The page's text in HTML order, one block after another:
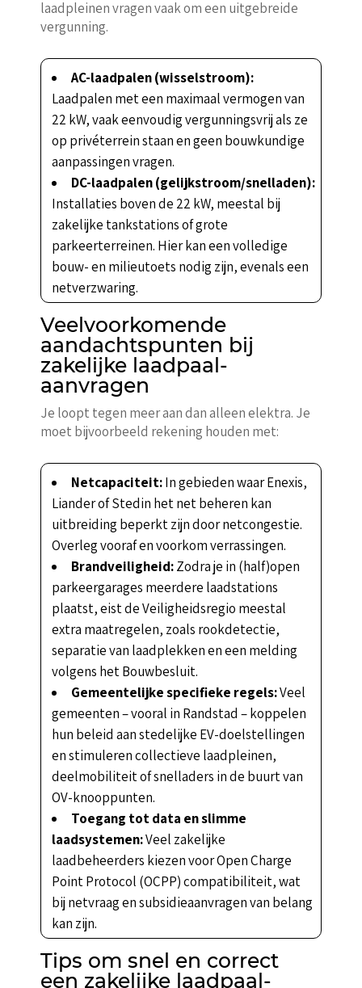
laadpleinen vragen vaak om een uitgebreide
vergunning.
AC-laadpalen (wisselstroom):
Laadpalen met een maximaal vermogen van
22 kW, vaak eenvoudig vergunningsvrij als ze
op privéterrein staan en geen bouwkundige
aanpassingen vragen.
DC-laadpalen (gelijkstroom/snelladen):
Installaties boven de 22 kW, meestal bij
zakelijke tankstations of grote
parkeerterreinen. Hier kan een volledige
bouw- en milieutoets nodig zijn, evenals een
netverzwaring.
Veelvoorkomende
aandachtspunten bij
zakelijke laadpaal-
aanvragen
Je loopt tegen meer aan dan alleen elektra. Je
moet bijvoorbeeld rekening houden met:
Netcapaciteit:In gebieden waar Enexis,
Liander of Stedin het net beheren kan
uitbreiding beperkt zijn door netcongestie.
Overleg vooraf en voorkom verrassingen.
Brandveiligheid:Zodra je in (half)open
parkeergarages meerdere laadstations
plaatst, eist de Veiligheidsregio meestal
extra maatregelen, zoals rookdetectie,
separatie van laadplekken en een melding
volgens het Bouwbesluit.
Gemeentelijke specifieke regels:Veel
gemeenten – vooral in Randstad – koppelen
hun beleid aan stedelijke EV-doelstellingen
en stimuleren collectieve laadpleinen,
deelmobiliteit of snelladers in de buurt van
OV-knooppunten.
Toegang tot data en slimme
laadsystemen:Veel zakelijke
laadbeheerders kiezen voor Open Charge
Point Protocol (OCPP) compatibiliteit, wat
bij netvraag en subsidieaanvragen van belang
kan zijn.
Tips om snel en correct
een zakelijke laadpaal-